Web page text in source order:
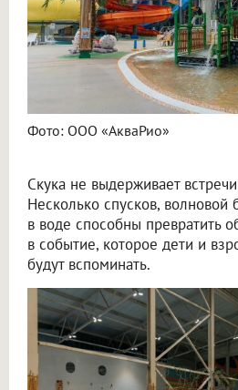
Фото: ООО «АкваРио»
Скука не выдерживает
Несколько спусков, волновой
в воде способны превратить
в событие, которое дети и
будут вспоминать.